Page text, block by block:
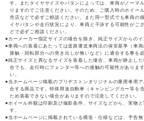
す。またタイヤサイズやパタンによっては、車両がノーマ
りますのでご注意ください。そのため、ご購入時のホイー
売店などで必ずご相談ください。また同一型式でも車両の
イヤパタンや走行状況により、車両と干渉する可能性がご
どで必ずご相談ください。
カーメーカー指定サイズの場合を除き、純正サイズからのイ
車両への装着にあたっては道路運送車両法の保安基準（車
接触・回転部分への突き出しが無いなど）に適合する事を
純正サイズと異なるサイズを装着した場合、車両が静止し
合でも、走行時にフェンダー等への接触の可能性がありま
い。
当ホームページ掲載のブリヂストンオリジナルの乗用車用
合する商品です。特殊用途自動車（キャンピングカー等を
ため装着できない場合がありますので注意してください。
ホイール外観は印刷及び撮影条件、サイズなどから、実物
す。
当ホームページに掲載されている構造・仕様などは、予告無